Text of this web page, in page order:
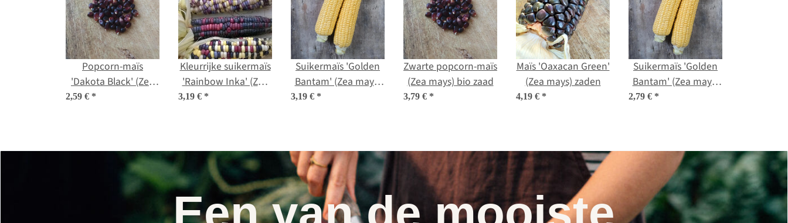
Popcorn-maïs
'Dakota Black' (Zea
mays) zaden
2,59 € *
Kleurrijke suikermaïs
'Rainbow Inka' (Zea
mays) bio zaad
3,19 € *
Suikermaïs 'Golden
Bantam' (Zea mays)
bio zaad
3,19 € *
Zwarte popcorn-maïs
(Zea mays) bio zaad
3,79 € *
Maïs 'Oaxacan Green'
(Zea mays) zaden
4,19 € *
Suikermaïs 'Golden
Bantam' (Zea mays)
2,79 € *
Een van de mooiste